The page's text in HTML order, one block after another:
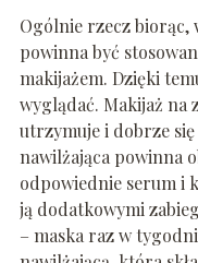
Ogólnie rzecz biorąc,
powinna być
makijażem. Dzięki
wyglądać. Makijaż na
utrzymuje i dobrze
nawilżająca powinna
odpowiednie serum i
ją dodatkowymi
– maska raz w